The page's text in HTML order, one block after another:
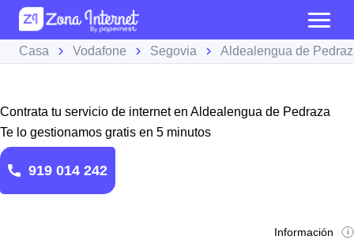
Casa Vodafone Segovia Aldealengua de
Contrata tu servicio de internet en Aldealengua de Pedraza
Te lo gestionamos gratis en 5 minutos
919 014 242
Información